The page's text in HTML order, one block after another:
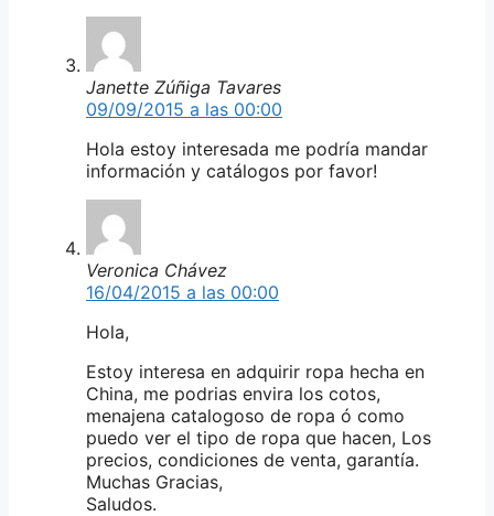
Janette Zúñiga Tavares
09/09/2015 a las 00:00
Hola estoy interesada me podría mandar
información y catálogos por favor!
Veronica Chávez
16/04/2015 a las 00:00
Hola,
Estoy interesa en adquirir ropa hecha en
China, me podrias envira los cotos,
menajena catalogoso de ropa ó como
puedo ver el tipo de ropa que hacen, Los
precios, condiciones de venta, garantía.
Muchas Gracias,
Saludos.